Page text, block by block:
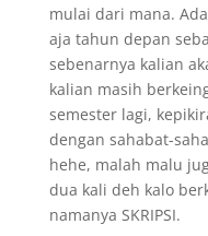
mulai dari mana.
aja tahun depan
sebenarnya kalian
kalian masih
semester lagi,
dengan sahabat-
hehe, malah malu
dua kali deh kalo
namanya SKRIPSI.